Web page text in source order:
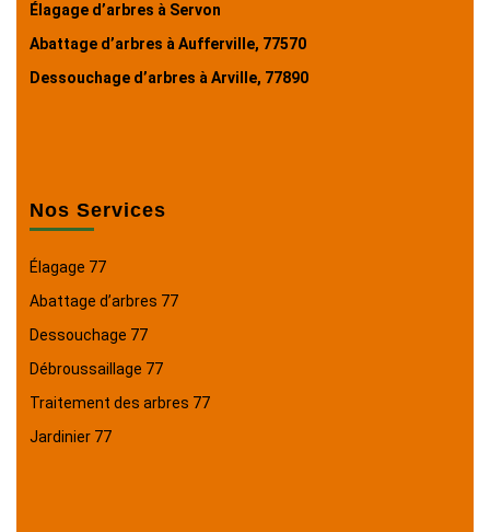
Élagage d’arbres à Servon
Abattage d’arbres à Aufferville, 77570
Dessouchage d’arbres à Arville, 77890
Nos Services
Élagage 77
Abattage d’arbres 77
Dessouchage 77
Débroussaillage 77
Traitement des arbres 77
Jardinier 77